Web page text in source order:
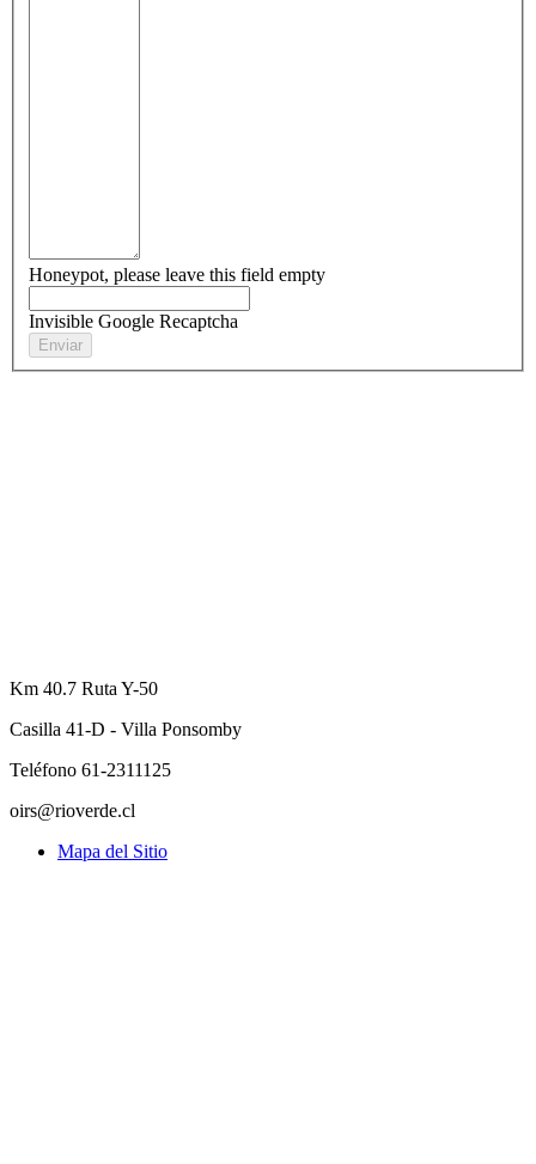
Honeypot, please leave this field empty
Invisible Google Recaptcha
Km 40.7 Ruta Y-50
Casilla 41-D - Villa Ponsomby
Teléfono 61-2311125
oirs@rioverde.cl
Mapa del Sitio